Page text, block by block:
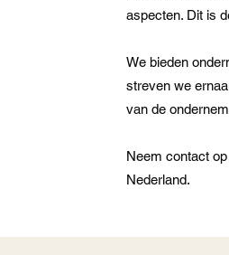
aspecten. Dit is
We bieden
streven we
van de
Neem contact
Nederland.